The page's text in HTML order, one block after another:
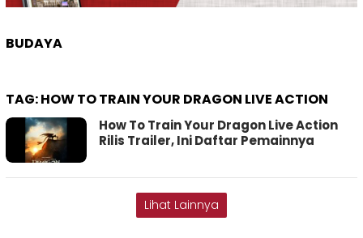
BUDAYA
TAG:HOW TO TRAIN YOUR DRAGON LIVE ACTION
How To Train Your Dragon Live Action
Rilis Trailer, Ini Daftar Pemainnya
Lihat Lainnya